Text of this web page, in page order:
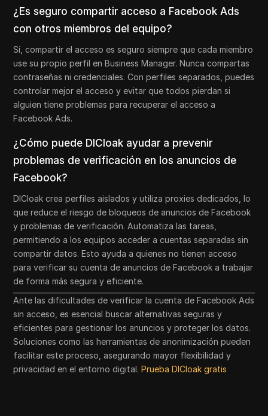
¿Es seguro compartir acceso a Facebook Ads
con otros miembros del equipo?
Sí, compartir el acceso es seguro siempre que cada miembro
use su propio perfil en Business Manager. Nunca compartas
contraseñas ni credenciales. Con perfiles separados, puedes
controlar mejor el acceso y evitar que todos pierdan si
alguien tiene problemas para recuperar el acceso a
Facebook Ads.
¿Cómo puede DICloak ayudar a prevenir
problemas de verificación en los anuncios de
Facebook?
DICloak crea perfiles aislados y utiliza proxies dedicados, lo
que reduce el riesgo de bloqueos de anuncios de Facebook
y problemas de verificación. Automatiza las tareas,
permitiendo a los equipos acceder a cuentas separadas sin
compartir datos. Esto ayuda a quienes no tienen acceso
para verificar su cuenta de anuncios de Facebook a trabajar
de forma más segura y eficiente.
Ante las dificultades de verificar la cuenta de Facebook Ads
sin acceso, es esencial buscar alternativas seguras y
eficientes para gestionar los anuncios y proteger los datos.
Soluciones como las herramientas de anonimización pueden
facilitar este proceso, asegurando mayor flexibilidad y
privacidad en el entorno digital.Prueba DICloak gratis